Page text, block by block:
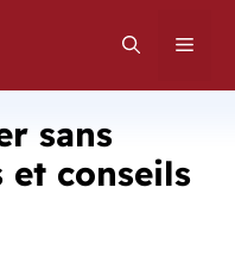
sans
et conseils